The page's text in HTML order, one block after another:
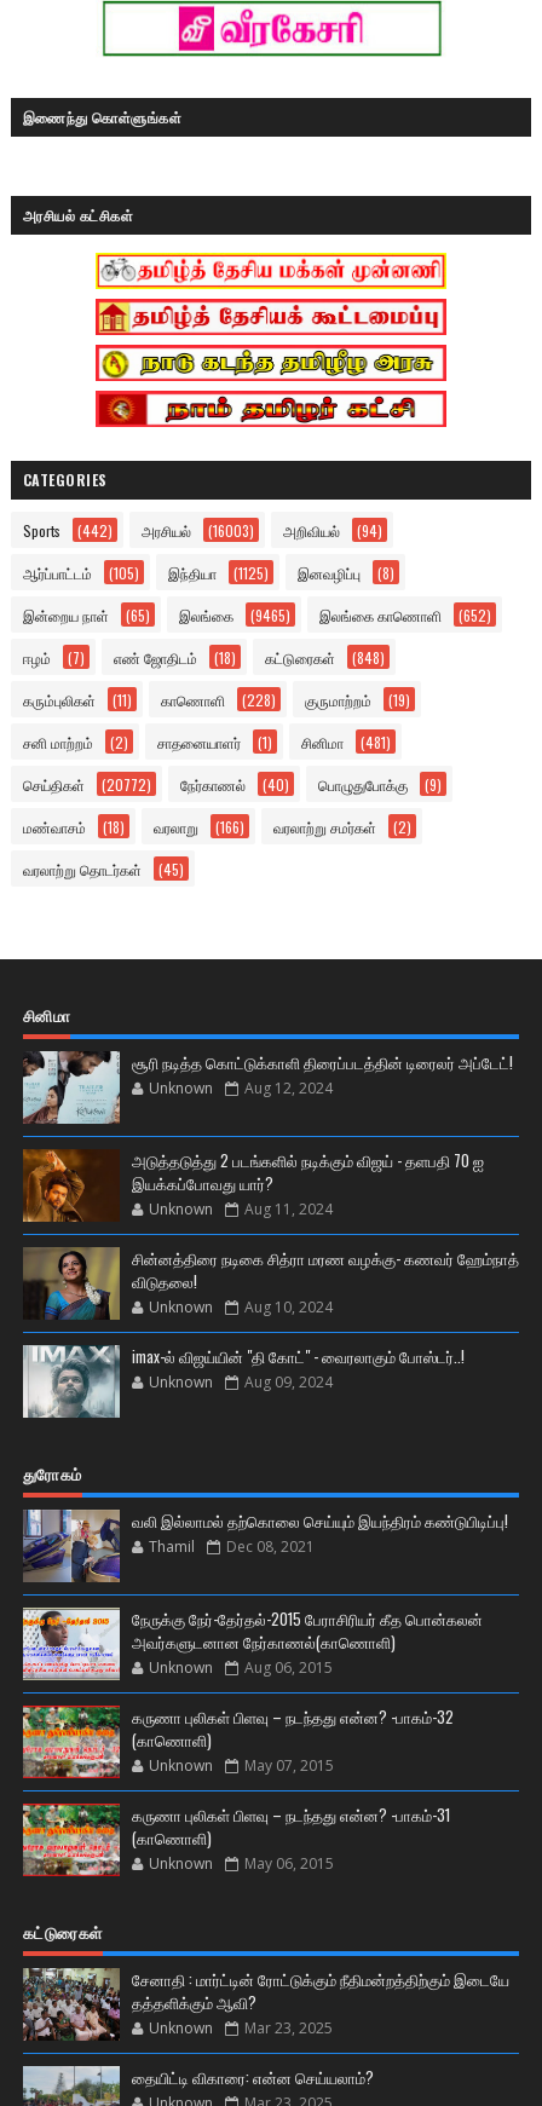
இணைந்து கொள்ளுங்கள்
அரசியல் கட்சிகள்
CATEGORIES
Sports (442) அரசியல் (16003) அறிவியல் (94)
ஆர்ப்பாட்டம் (105) இந்தியா (1125) இனவழிப்பு (8)
இன்றைய நாள் (65) இலங்கை (9465) இலங்கை காணொளி (652)
ஈழம் (7) எண் ஜோதிடம் (18) கட்டுரைகள் (848)
கரும்புலிகள் (11) காணொளி (228) குருமாற்றம் (19)
சனி மாற்றம் (2) சாதனையாளர் (1) சினிமா (481)
செய்திகள் (20772) நேர்காணல் (40) பொழுதுபோக்கு (9)
மண்வாசம் (18) வரலாறு (166) வரலாற்று சமர்கள் (2)
வரலாற்று தொடர்கள் (45)
சினிமா
சூரி நடித்த கொட்டுக்காளி திரைப்படத்தின் டிரைலர் அப்டேட்!
Unknown Aug 12, 2024
அடுத்தடுத்து 2 படங்களில் நடிக்கும் விஜய் - தளபதி 70 ஐ
இயக்கப்போவது யார்?
Unknown Aug 11, 2024
சின்னத்திரை நடிகை சித்ரா மரண வழக்கு- கணவர் ஹேம்நாத்
விடுதலை!
Unknown Aug 10, 2024
imax-ல் விஜய்யின் "தி கோட்" - வைரலாகும் போஸ்டர்..!
Unknown Aug 09, 2024
துரோகம்
வலி இல்லாமல் தற்கொலை செய்யும் இயந்திரம் கண்டுபிடிப்பு!
Thamil Dec 08, 2021
நேருக்கு நேர்-தேர்தல்-2015 பேராசிரியர் கீத பொன்கலன்
அவர்களுடனான நேர்காணல்(காணொளி)
Unknown Aug 06, 2015
கருணா புலிகள் பிளவு – நடந்தது என்ன? -பாகம்-32
(காணொளி)
Unknown May 07, 2015
கருணா புலிகள் பிளவு – நடந்தது என்ன? -பாகம்-31
(காணொளி)
Unknown May 06, 2015
கட்டுரைகள்
சேனாதி : மார்ட்டின் ரோட்டுக்கும் நீதிமன்றத்திற்கும் இடையே
தத்தளிக்கும் ஆவி?
Unknown Mar 23, 2025
தையிட்டி விகாரை: என்ன செய்யலாம்?